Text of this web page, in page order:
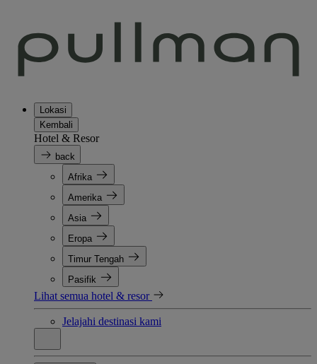
Lokasi
Kembali
Hotel & Resor
back
Afrika
Amerika
Asia
Eropa
Timur Tengah
Pasifik
Lihat semua hotel & resor
Jelajahi destinasi kami